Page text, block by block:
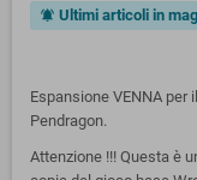
notifications_active Ultimi articoli in
Espansione VENNA per
Pendragon.
Attenzione !!! Questa è